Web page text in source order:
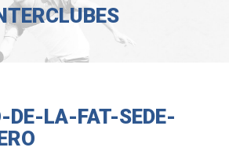
DE-LA-FAT-SEDE-